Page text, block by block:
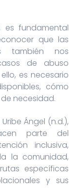
es fundamental
que las
también nos
de abuso
es necesario
cómo
necesidad.
Ángel (n.d.),
parte del
inclusiva,
la comunidad,
específicas
y sus